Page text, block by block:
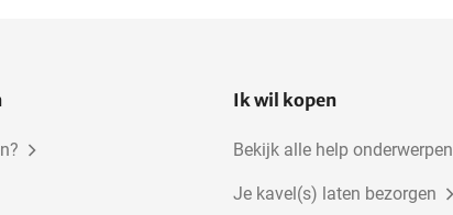
Ik wil kopen
Bekijk alle help onderwerpen
Je kavel(s) laten bezorgen